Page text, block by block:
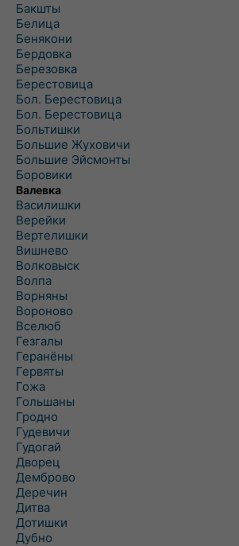
Бакшты
Белица
Бенякони
Бердовка
Березовка
Берестовица
Бол. Берестовица
Бол. Берестовица
Больтишки
Большие Жуховичи
Большие Эйсмонты
Боровики
Валевка
Василишки
Верейки
Вертелишки
Вишнево
Волковыск
Волпа
Ворняны
Вороново
Вселюб
Гезгалы
Геранёны
Гервяты
Гожа
Гольшаны
Гродно
Гудевичи
Гудогай
Дворец
Демброво
Деречин
Дитва
Дотишки
Дубно